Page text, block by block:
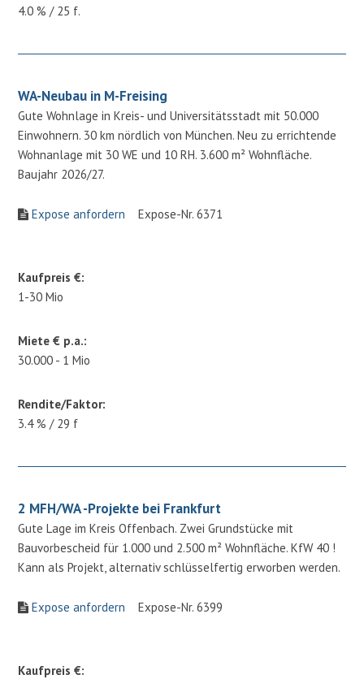
4.0 % / 25 f.
WA-Neubau in M-Freising
Gute Wohnlage in Kreis- und Universitätsstadt mit 50.000
Einwohnern. 30 km nördlich von München. Neu zu errichtende
Wohnanlage mit 30 WE und 10 RH. 3.600 m² Wohnfläche.
Baujahr 2026/27.
Expose anfordern Expose-Nr. 6371
Kaufpreis €:
1-30 Mio
Miete € p.a.:
30.000 - 1 Mio
Rendite/Faktor:
3.4 % / 29 f
2 MFH/WA -Projekte bei Frankfurt
Gute Lage im Kreis Offenbach. Zwei Grundstücke mit
Bauvorbescheid für 1.000 und 2.500 m² Wohnfläche. KfW 40 !
Kann als Projekt, alternativ schlüsselfertig erworben werden.
Expose anfordern Expose-Nr. 6399
Kaufpreis €: